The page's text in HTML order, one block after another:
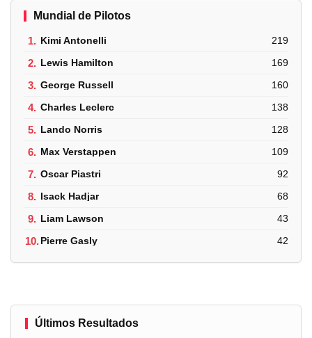
Mundial de Pilotos
1. Kimi Antonelli 219
2. Lewis Hamilton 169
3. George Russell 160
4. Charles Leclerc 138
5. Lando Norris 128
6. Max Verstappen 109
7. Oscar Piastri 92
8. Isack Hadjar 68
9. Liam Lawson 43
10.Pierre Gasly 42
Últimos Resultados